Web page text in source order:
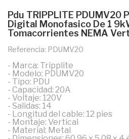
Pdu TRIPPLITE PDUMV20
Digital Monofasico De 1
Tomacorrientes NEMA
Referencia: PDUMV20
- Marca: Tripplite
- Modelo: PDUMV20
- Tipo: PDU
- Capacidad: 20A
- Voltaje: 120V
- Salidas: 14
- Longitud del cable: 12 pies
- Montaje: Vertical
- Material: Metal